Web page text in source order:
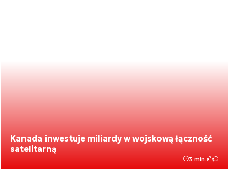
Kanada inwestuje miliardy w wojskową łączność
satelitarną
3 min.